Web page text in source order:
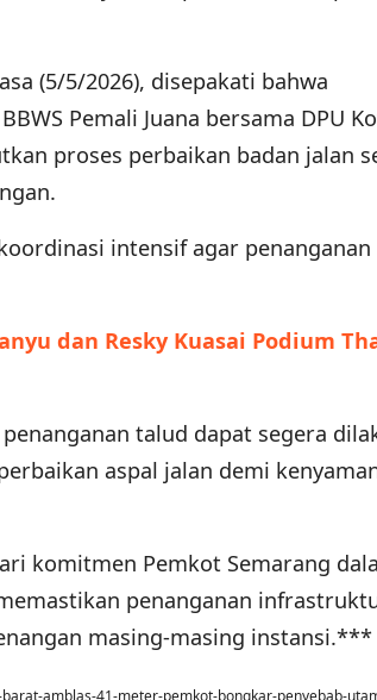
(5/5/2026), disepakati bahwa
Pemali Juana bersama DPU
proses perbaikan badan jalan
intensif agar
dan Resky Kuasai Podium
talud dapat segera
aspal jalan demi
komitmen Pemkot Semarang
penanganan
masing-masing instansi.***